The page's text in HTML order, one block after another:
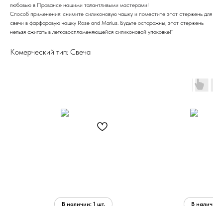
любовью в Провансе нашими талантливыми мастерами!
Способ применения: снимите силиконовую чашку и поместите этот стержень для
свечи в фарфоровую чашку Rose and Marius. Будьте осторожны, этот стержень
нельзя сжигать в легковоспламеняющейся силиконовой упаковке!"
Комерческий тип: Свеча